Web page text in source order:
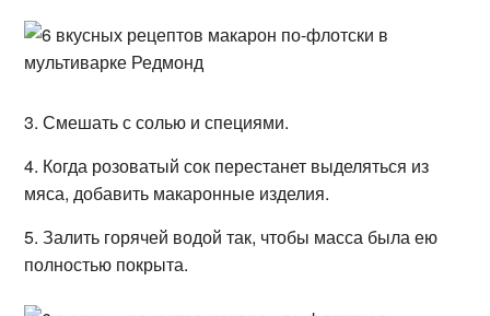
3. Смешать с солью и специями.
4. Когда розоватый сок перестанет выделяться из
мяса, добавить макаронные изделия.
5. Залить горячей водой так, чтобы масса была ею
полностью покрыта.